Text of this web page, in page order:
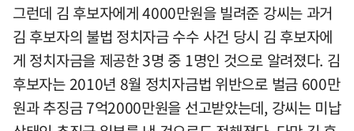
그런데 김 후보자에게 4000만원을 빌려준 강씨는 과거
김 후보자의 불법 정치자금 수수 사건 당시 김 후보자에
게 정치자금을 제공한 3명 중 1명인 것으로 알려졌다. 김
후보자는 2010년 8월 정치자금법 위반으로 벌금 600만
원과 추징금 7억2000만원을 선고받았는데, 강씨는 미납